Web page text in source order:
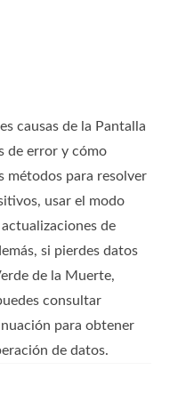
causas de la Pantalla
de error y cómo
métodos para resolver
usar el modo
de
si pierdes datos
de la Muerte,
consultar
para obtener
de datos.